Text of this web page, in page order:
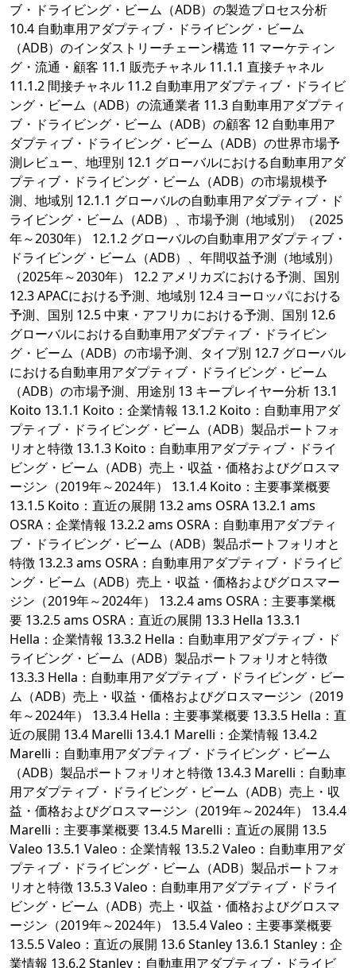
ブ・ドライビング・ビーム（ADB）の製造プロセス分析
10.4 自動車用アダプティブ・ドライビング・ビーム
（ADB）のインダストリーチェーン構造 11 マーケティン
グ・流通・顧客 11.1 販売チャネル 11.1.1 直接チャネル
11.1.2 間接チャネル 11.2 自動車用アダプティブ・ドライビ
ング・ビーム（ADB）の流通業者 11.3 自動車用アダプティ
ブ・ドライビング・ビーム（ADB）の顧客 12 自動車用ア
ダプティブ・ドライビング・ビーム（ADB）の世界市場予
測レビュー、地理別 12.1 グローバルにおける自動車用アダ
プティブ・ドライビング・ビーム（ADB）の市場規模予
測、地域別 12.1.1 グローバルの自動車用アダプティブ・ド
ライビング・ビーム（ADB）、市場予測（地域別）（2025
年～2030年） 12.1.2 グローバルの自動車用アダプティブ・
ドライビング・ビーム（ADB）、年間収益予測（地域別）
（2025年～2030年） 12.2 アメリカズにおける予測、国別
12.3 APACにおける予測、地域別 12.4 ヨーロッパにおける
予測、国別 12.5 中東・アフリカにおける予測、国別 12.6
グローバルにおける自動車用アダプティブ・ドライビン
グ・ビーム（ADB）の市場予測、タイプ別 12.7 グローバル
における自動車用アダプティブ・ドライビング・ビーム
（ADB）の市場予測、用途別 13 キープレイヤー分析 13.1
Koito 13.1.1 Koito：企業情報 13.1.2 Koito：自動車用アダ
プティブ・ドライビング・ビーム（ADB）製品ポートフォ
リオと特徴 13.1.3 Koito：自動車用アダプティブ・ドライ
ビング・ビーム（ADB）売上・収益・価格およびグロスマ
ージン（2019年～2024年） 13.1.4 Koito：主要事業概要
13.1.5 Koito：直近の展開 13.2 ams OSRA 13.2.1 ams
OSRA：企業情報 13.2.2 ams OSRA：自動車用アダプティ
ブ・ドライビング・ビーム（ADB）製品ポートフォリオと
特徴 13.2.3 ams OSRA：自動車用アダプティブ・ドライビ
ング・ビーム（ADB）売上・収益・価格およびグロスマー
ジン（2019年～2024年） 13.2.4 ams OSRA：主要事業概
要 13.2.5 ams OSRA：直近の展開 13.3 Hella 13.3.1
Hella：企業情報 13.3.2 Hella：自動車用アダプティブ・ド
ライビング・ビーム（ADB）製品ポートフォリオと特徴
13.3.3 Hella：自動車用アダプティブ・ドライビング・ビー
ム（ADB）売上・収益・価格およびグロスマージン（2019
年～2024年） 13.3.4 Hella：主要事業概要 13.3.5 Hella：直
近の展開 13.4 Marelli 13.4.1 Marelli：企業情報 13.4.2
Marelli：自動車用アダプティブ・ドライビング・ビーム
（ADB）製品ポートフォリオと特徴 13.4.3 Marelli：自動車
用アダプティブ・ドライビング・ビーム（ADB）売上・収
益・価格およびグロスマージン（2019年～2024年） 13.4.4
Marelli：主要事業概要 13.4.5 Marelli：直近の展開 13.5
Valeo 13.5.1 Valeo：企業情報 13.5.2 Valeo：自動車用アダ
プティブ・ドライビング・ビーム（ADB）製品ポートフォ
リオと特徴 13.5.3 Valeo：自動車用アダプティブ・ドライ
ビング・ビーム（ADB）売上・収益・価格およびグロスマ
ージン（2019年～2024年） 13.5.4 Valeo：主要事業概要
13.5.5 Valeo：直近の展開 13.6 Stanley 13.6.1 Stanley：企
業情報 13.6.2 Stanley：自動車用アダプティブ・ドライビ